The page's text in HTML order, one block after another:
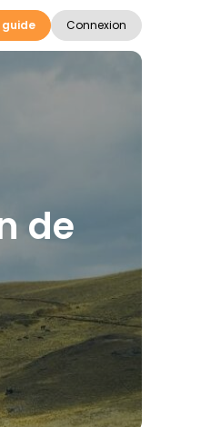
guide Connexion
de